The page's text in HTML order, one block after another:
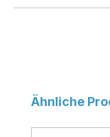
Produktgalerie
Ähnliche